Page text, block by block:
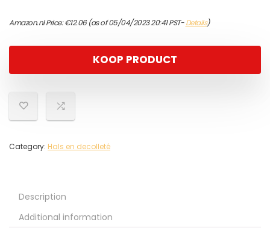
Amazon.nl Price:€12.06(as of 05/04/2023 20:41 PST-Details)
KOOP PRODUCT
Category: Hals en decolleté
Description
Additional information